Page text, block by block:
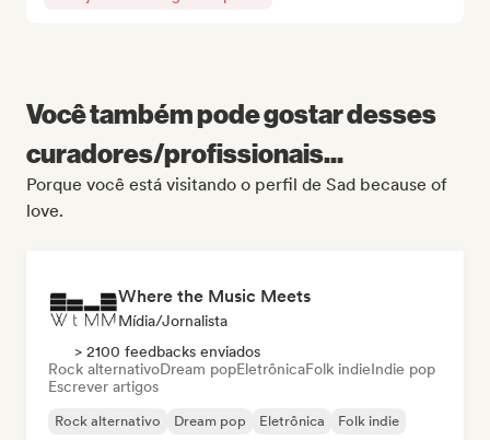
Você também pode gostar desses
curadores/profissionais...
Porque você está visitando o perfil de Sad because of
love.
Where the Music Meets
Mídia/Jornalista
> 2100 feedbacks enviados
Rock alternativoDream popEletrônicaFolk indieIndie pop
Escrever artigos
Rock alternativo Dream pop Eletrônica
Folk indie